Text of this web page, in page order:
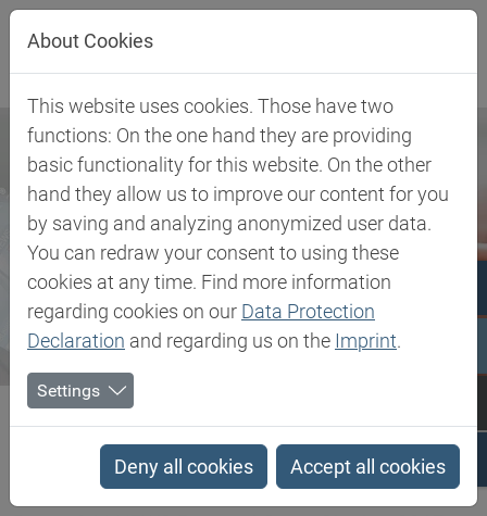
Direkt zur Hauptnavigation springen
Direkt zum Inhalt springen
Biesterfeld SE Newsroom
Biesterfeld NEWS Personal Care - Oktober 2017
18.10.2017
About Cookies
This website uses cookies. Those have two
functions: On the one hand they are providing
basic functionality for this website. On the other
hand they allow us to improve our content for you
by saving and analyzing anonymized user data.
You can redraw your consent to using these
cookies at any time. Find more information
regarding cookies on our Data Protection
Declaration and regarding us on the Imprint.
Settings
Deny all cookies Accept all cookies